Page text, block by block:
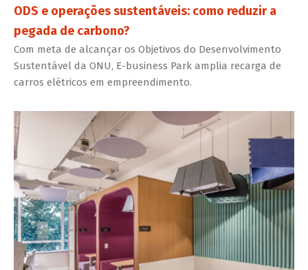
ODS e operações sustentáveis: como reduzir a
pegada de carbono?
Com meta de alcançar os Objetivos do Desenvolvimento
Sustentável da ONU, E-business Park amplia recarga de
carros elétricos em empreendimento.